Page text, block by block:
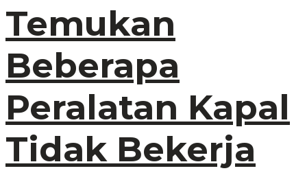
Temukan
Beberapa
Peralatan Kapal
Tidak Bekerja